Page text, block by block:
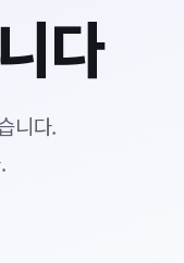
다
니다.